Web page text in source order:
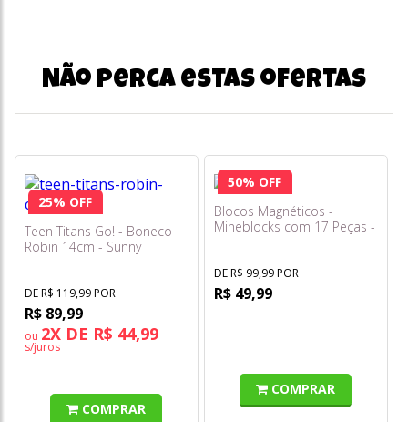
Não perca estas ofertas
25% OFF
Teen Titans Go! - Boneco
Robin 14cm - Sunny
DE R$ 119,99 POR
R$ 89,99
ou 2X DE R$ 44,99
s/juros
COMPRAR
50% OFF
Blocos Magnéticos -
Mineblocks com 17 Peças -
DE R$ 99,99 POR
R$ 49,99
COMPRAR